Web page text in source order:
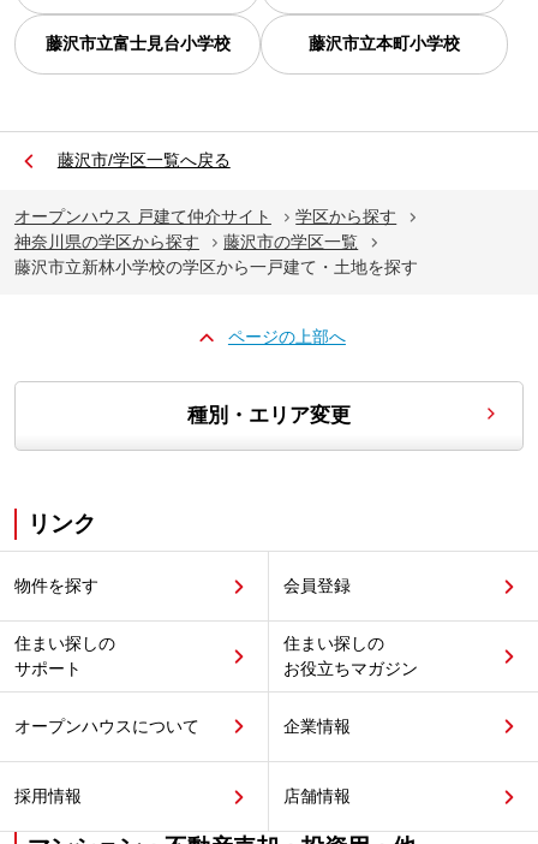
藤沢市立富士見台小学校 藤沢市立本町小学校
藤沢市/学区一覧へ戻る
オープンハウス 戸建て仲介サイト
学区から探す
神奈川県の学区から探す
藤沢市の学区一覧
藤沢市立新林小学校の学区から一戸建て・土地を探す
ページの上部へ
種別・エリア変更
リンク
物件を探す 会員登録
住まい探しの
サポート
住まい探しの
お役立ちマガジン
オープンハウスについて 企業情報
採用情報 店舗情報